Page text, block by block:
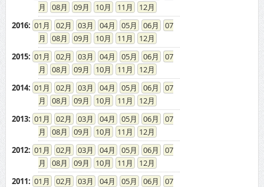
08
09 10 11
12
2016: 01 02 03 04 05 06
07
08
09 10 11
12
2015: 01 02 03 04 05 06
07
08
09 10 11
12
2014: 01 02 03 04 05 06
07
08
09 10 11
12
2013: 01 02 03 04 05 06
07
08
09 10 11
12
2012: 01 02 03 04 05 06
07
08
09 10 11
12
2011: 01 02 03 04 05 06
07